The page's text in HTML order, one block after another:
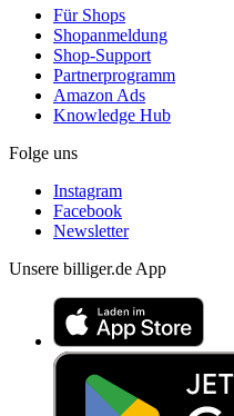
Für Shops
Shopanmeldung
Shop-Support
Partnerprogramm
Amazon Ads
Knowledge Hub
Folge uns
Instagram
Facebook
Newsletter
Unsere billiger.de App